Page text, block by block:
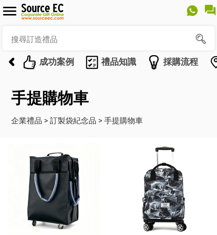
成功案例 禮品知識 採購流程
手提購物車
企業禮品 > 訂製袋紀念品 > 手提購物車